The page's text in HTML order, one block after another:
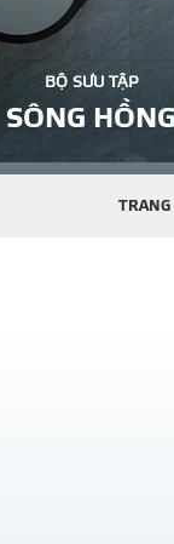
BỘ SƯU TẬP
SÔNG HỒNG
TRANG